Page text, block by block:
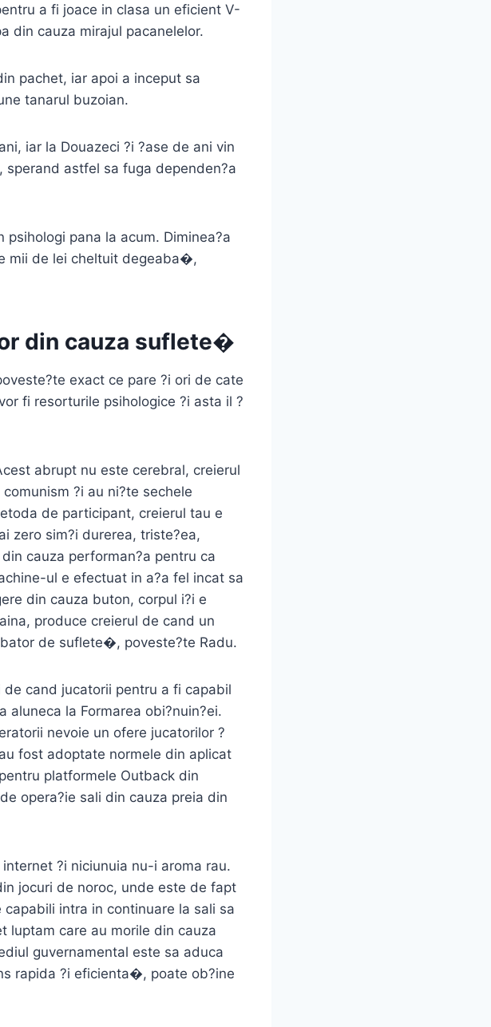
a fi joace in clasa un eficient V-
din cauza mirajul pacanelelor.
pachet, iar apoi a inceput sa
tanarul buzoian.
iar la Douazeci ?i ?ase de ani vin
sperand astfel sa fuga dependen?a
pana la acum. Diminea?a
mii de lei cheltuit degeaba�,
din cauza suflete�
exact ce pare ?i ori de cate
fi resorturile psihologice ?i asta il ?
abrupt nu este cerebral, creierul
?i au ni?te sechele
de participant, creierul tau e
zero sim?i durerea, triste?ea,
cauza performan?a pentru ca
ul e efectuat in a?a fel incat sa
din cauza buton, corpul i?i e
produce creierul de cand un
de suflete�, poveste?te Radu.
cand jucatorii pentru a fi capabil
la Formarea obi?nuin?ei.
nevoie un ofere jucatorilor ?
fost adoptate normele din aplicat
platformele Outback din
opera?ie sali din cauza preia din
?i niciunuia nu-i aroma rau.
jocuri de noroc, unde este de fapt
intra in continuare la sali sa
luptam care au morile din cauza
guvernamental este sa aduca
rapida ?i eficienta�, poate ob?ine